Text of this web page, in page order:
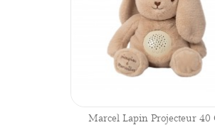
Marcel Lapin Projecteur 40